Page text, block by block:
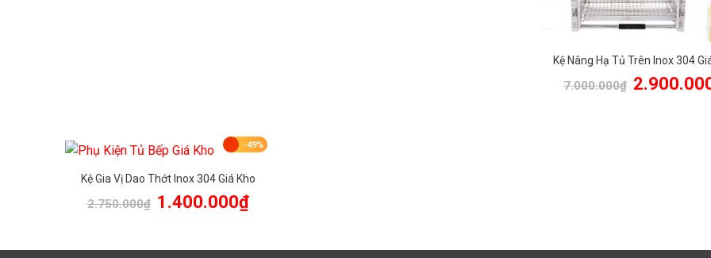
Kệ Nâng Hạ Tủ Trên Inox 304
7.000.000₫ Giá
gốc
-49%
Kệ Gia Vị Dao Thớt Inox 304 Giá Kho
2.750.000₫ Giá
gốc
1.400.000₫Giá